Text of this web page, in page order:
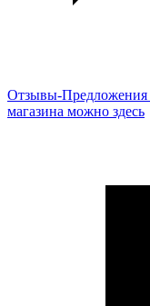
Отзывы-Предложения
магазина можно здесь